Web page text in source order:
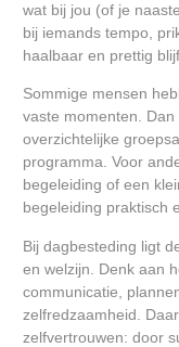
wat bij jou (of je
bij iemands tempo,
haalbaar en prettig
Sommige mensen
vaste momenten.
overzichtelijke
programma. Voor
begeleiding of een
begeleiding praktisch
Bij dagbesteding ligt
en welzijn. Denk aan
communicatie,
zelfredzaamheid.
zelfvertrouwen: door